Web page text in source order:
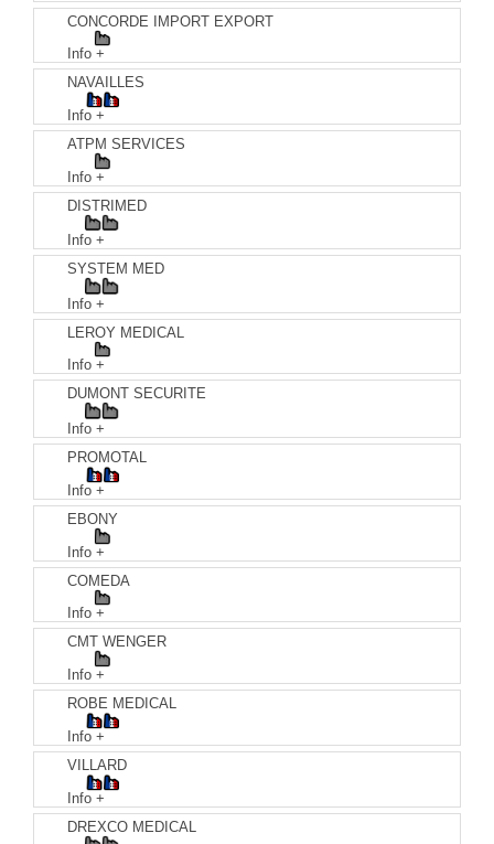
CONCORDE IMPORT EXPORT
Info +
NAVAILLES
Info +
ATPM SERVICES
Info +
DISTRIMED
Info +
SYSTEM MED
Info +
LEROY MEDICAL
Info +
DUMONT SECURITE
Info +
PROMOTAL
Info +
EBONY
Info +
COMEDA
Info +
CMT WENGER
Info +
ROBE MEDICAL
Info +
VILLARD
Info +
DREXCO MEDICAL